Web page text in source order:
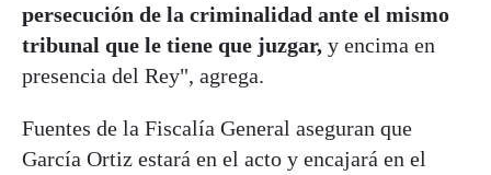
persecución de la criminalidad ante el mismo
tribunal que le tiene que juzgar, y encima en
presencia del Rey", agrega.
Fuentes de la Fiscalía General aseguran que
García Ortiz estará en el acto y encajará en el